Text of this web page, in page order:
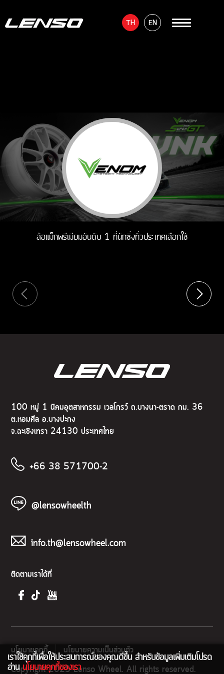
TH EN
ล้อแม็กพรีเมียมอันดับ 1 ที่นักซิ่งทั่วประเทศเลือกใช้
100 หมู่ 1 นิคมอุตสาหกรรม เวลโกรว์ ถ.บางนา-ตราด กม. 36
ต.หอมศีล อ.บางปะกง
จ.ฉะเชิงเทรา 24130 ประเทศไทย
+66 38 571700-2
@lensowheelth
info.th@lensowheel.com
ติดตามเราได้ที่
Copyright 2025 Lenso Wheel. All rights reserved.
นโยบายคุกกี้ นโยบายความเป็นส่วนตัว
เราใช้คุกกี้เพื่อให้ประสบการณ์ของคุณดีขึ้น สำหรับข้อมูลเพิ่มเติมโปรด
อ่านนโยบายคุกกี้ของเรา